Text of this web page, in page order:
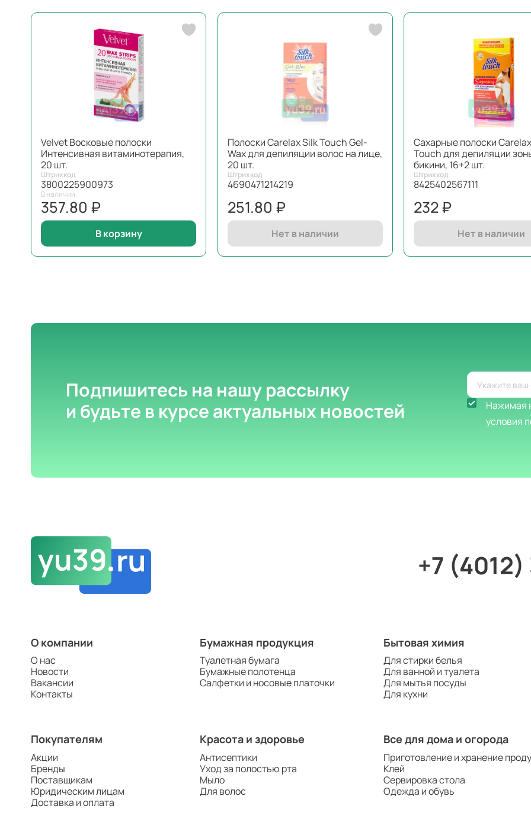
Velvet Восковые полоски
Интенсивная витаминотерапия,
20 шт.
Штрихкод
3800225900973
В наличии
357.80 ₽
В корзину
Полоски Carelax Silk Touch Gel-
Wax для депиляции волос на лице,
20 шт.
Штрихкод
4690471214219
251.80 ₽
Нет в наличии
Сахарные полоски
Touch для депиляции
бикини, 16+2 шт.
Штрихкод
8425402567111
232 ₽
Нет в наличии
Подпишитесь на нашу рассылку
и будьте в курсе актуальных новостей
Нажимая
условия
+7
О компании
О нас
Новости
Вакансии
Контакты
Бумажная продукция
Туалетная бумага
Бумажные полотенца
Салфетки и носовые платочки
Бытовая химия
Для стирки белья
Для ванной и туалета
Для мытья посуды
Для кухни
Покупателям
Акции
Бренды
Поставщикам
Юридическим лицам
Доставка и оплата
Красота и здоровье
Антисептики
Уход за полостью рта
Мыло
Для волос
Все для дома и огорода
Приготовление и хранение
Клей
Сервировка стола
Одежда и обувь